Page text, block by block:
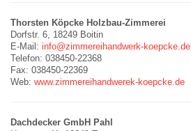
Thorsten Köpcke Holzbau-Zimmerei
Dorfstr. 6, 18249 Boitin
E-Mail: info@zimmereihandwerk-koepcke.de
Telefon: 038450-22368
Fax: 038450-22369
Web: www.zimmereihandwerek-koepcke.de
Dachdecker GmbH Pahl